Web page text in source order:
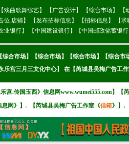
【戏曲歌舞综艺】 【广告设计】 【综合市场】 【
位.店铺】 【发布招标信息】 【招标信息】 【求
业银行】 【中国建设银行】 【中国邮政储蓄银
综合市场】 【综合市场】 【综合市场】 【综合市
乐宫三月三文化中心】 在 【芮城县吴梅广告工
宫.传国玉西》 信息网www.wumei555.com】 【
息网 》 】. 【芮城县吴梅广告工作室《信箱》 】.